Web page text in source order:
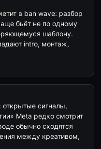
в ban wave: разбор
бьёт не по одному
шаблону.
intro, монтаж,
открытые сигналы,
Meta редко смотрит
обычно сходятся
между креативом,